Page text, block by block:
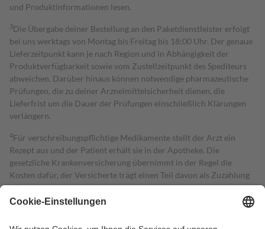
und Produktinformationen lesen.
3Die Übergabe deiner Bestellung an den Paketdienstleister erfolgt
bei uns werktags von Montag bis Freitag bis 18:00 Uhr. Der genaue
Lieferzeitpunkt kann je nach Region und in Abhängigkeit der
Produktverfügbarkeit sowie vom Zustellzeitpunkt des Spediteurs
abweichen. Darüber hinaus können notwendige pharmazeutische
Prüfungen, die zu deiner Arzneimittelsicherheit dienen, die
Lieferfrist um die Dauer der Prüfungen einschließlich Klärungen
verlängern.
4Für verschreibungspflichtige Medikamente stellt der Arzt ein
Rezept aus und der Patient erhält sie in der Apotheke. Die
gesetzliche Krankenversicherung übernimmt in der Regel die
Kosten dafür, der Versicherte trägt einen Teil davon als Zuzahlung
mit.
Grundsätzlich leisten Mitglieder Zuzahlungen in Höhe von zehn
höchstens zehn Euro.
Es sind jedoch nie mehr als die tatsächlichen